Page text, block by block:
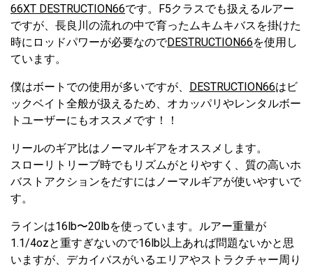
66XT DESTRUCTION66です。F5クラスでも扱えるルアー
ですが、長良川の流れの中で育ったムキムキバスを掛けた
時にロッドパワーが必要なのでDESTRUCTION66を使用し
ています。
僕はボートでの使用が多いですが、 DESTRUCTION66はビ
ックベイト全般が扱えるため、オカッパリやレンタルボー
トユーザーにもオススメです！！
リールのギア比はノーマルギアをオススメします。
スローリトリーブ時でもリズムがとりやすく、質の高いホ
バストアクションをだすにはノーマルギアが使いやすいで
す。
ラインは16lb〜20lbを使っています。ルアー重量が
1.1/4ozと重すぎないので16lb以上あれば問題ないかと思
いますが、デカイバスがいるエリアやストラクチャー周り